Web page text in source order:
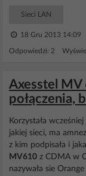
Sieci LAN
18 Gru 2013 14:09
Odpowiedzi: 2
Axesstel MV
połączenia,
Korzystała
jakiej sieci, ma
z kim podpisała i
MV610 z CDMA w
nazywała sie